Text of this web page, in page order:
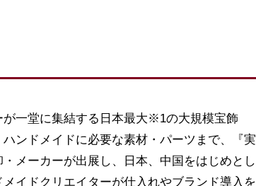
一堂に集結する日本最大※1の大規模宝飾
ンドメイドに必要な素材・パーツまで、『実
メーカーが出展し、日本、中国をはじめとし
イドクリエイターが仕入れやブランド導入を